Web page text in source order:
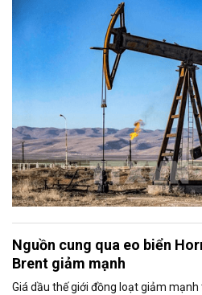
Nguồn cung qua eo biển
Brent giảm mạnh
Giá dầu thế giới đồng loạt giảm